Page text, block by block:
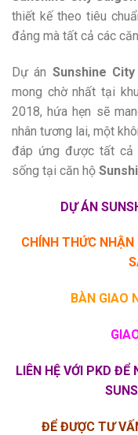
thiết kế theo tiêu
đảng mà tất cả các
Dự án Sunshine
mong chờ nhất tại
2018, hứa hẹn sẽ
nhân tương lai, một
đáp ứng được tất cả
sống tại căn hộ
DỰ ÁN
CHÍNH THỨC NHẬN
BÀN GIAO
LIÊN HỆ VỚI PKD ĐỂ
ĐỂ ĐƯỢC TƯ